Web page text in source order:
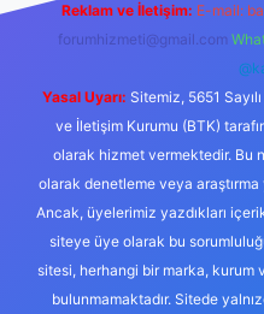
Reklam ve İletişim: E-mail:
forumhizmeti@gmail.com
Yasal Uyarı: Sitemiz, 5651
ve İletişim Kurumu (BTK)
olarak hizmet vermektedir. Bu
olarak denetleme veya
Ancak, üyelerimiz yazdıkları
siteye üye olarak bu
sitesi, herhangi bir marka, kurum
bulunmamaktadır. Sitede